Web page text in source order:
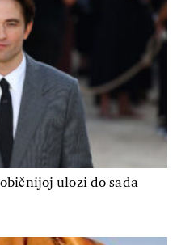
ulozi do sada